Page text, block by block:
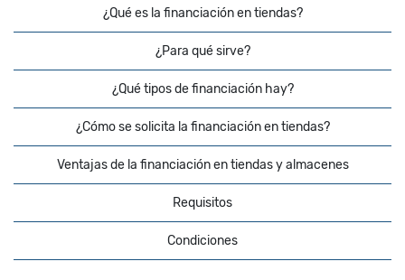
¿Qué es la financiación en tiendas?
¿Para qué sirve?
¿Qué tipos de financiación hay?
¿Cómo se solicita la financiación en tiendas?
Ventajas de la financiación en tiendas y almacenes
Requisitos
Condiciones